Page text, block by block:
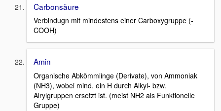
Carbonsäure
Verbindugn mit mindestens einer Carboxygruppe (-
COOH)
Amin
Organische Abkömmlinge (Derivate), von Ammoniak
(NH3), wobei mind. ein H durch Alkyl- bzw.
Alrylgruppen ersetzt ist. (meist NH2 als Funktionelle
Gruppe)